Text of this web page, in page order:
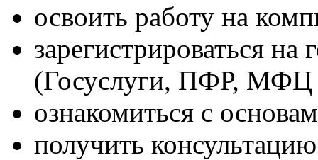
освоить работу на
зарегистрироваться на
(Госуслуги, ПФР, МФЦ
ознакомиться с
получить